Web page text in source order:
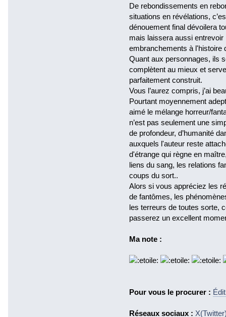
De rebondissements en
situations en révélations,
dénouement final dévoilera
mais laissera aussi
embranchements à l'histoire
Quant aux personnages, ils
complètent au mieux et
parfaitement construit.
Vous l’aurez compris, j’ai
Pourtant moyennement
aimé le mélange horreur/
n’est pas seulement une
de profondeur, d’humanité
auxquels l'auteur reste
d'étrange qui règne en
liens du sang, les relations
coups du sort..
Alors si vous appréciez les
de fantômes, les
les terreurs de toutes sorte,
passerez un excellent
Ma note :
Pour vous le procurer :
Réseaux sociaux :